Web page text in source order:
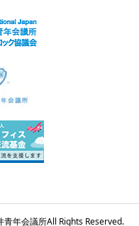
年会議所All Rights Reserved.